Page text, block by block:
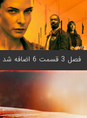
فصل 3 قسمت 6 اضافه شد